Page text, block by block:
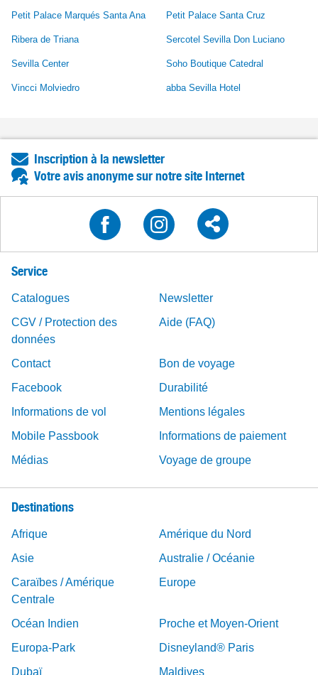
Petit Palace Marqués Santa Ana Petit Palace Santa Cruz
Ribera de Triana Sercotel Sevilla Don Luciano
Sevilla Center Soho Boutique Catedral
Vincci Molviedro abba Sevilla Hotel
Inscription à la newsletter
Votre avis anonyme sur notre site Internet
Service
Catalogues
Newsletter
CGV / Protection des
données
Aide (FAQ)
Contact
Bon de voyage
Facebook
Durabilité
Informations de vol
Mentions légales
Mobile Passbook
Informations de paiement
Médias
Voyage de groupe
Destinations
Afrique
Amérique du Nord
Asie
Australie / Océanie
Caraïbes / Amérique
Centrale
Europe
Océan Indien
Proche et Moyen-Orient
Europa-Park
Disneyland® Paris
Dubaï
Maldives